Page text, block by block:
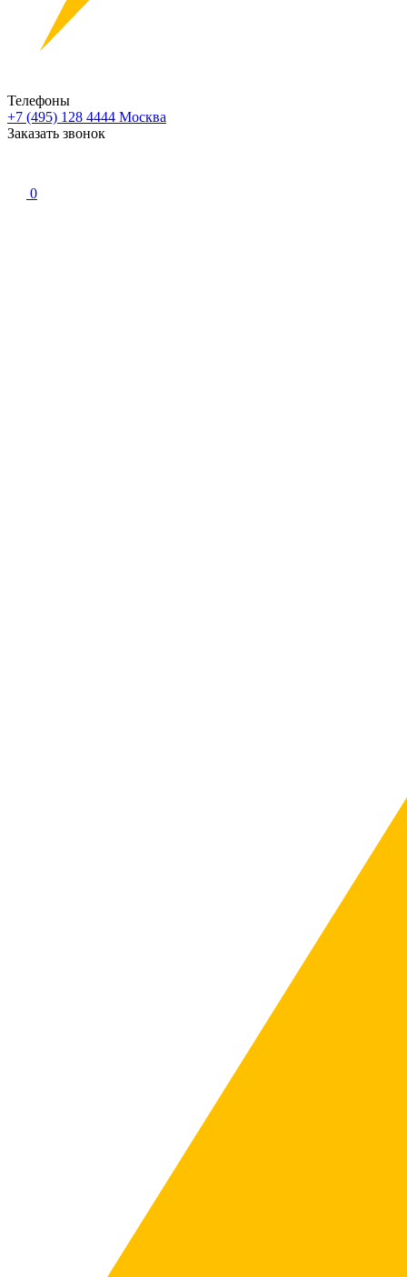
Телефоны
+7 (495) 128 4444 Москва
Заказать звонок
0